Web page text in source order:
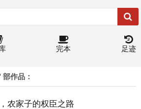
完本 足迹
作品：
农家子的权臣之路